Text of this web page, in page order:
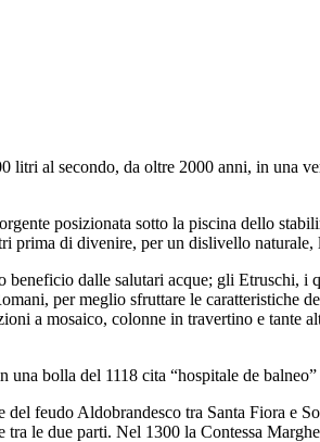
litri al secondo, da oltre 2000 anni, in una
posizionata sotto la piscina dello
prima di divenire, per un dislivello
beneficio dalle salutari acque; gli
per meglio sfruttare le caratteristiche
a mosaico, colonne in travertino e
bolla del 1118 cita “hospitale de
feudo Aldobrandesco tra Santa Fiora e
le due parti. Nel 1300 la Contessa